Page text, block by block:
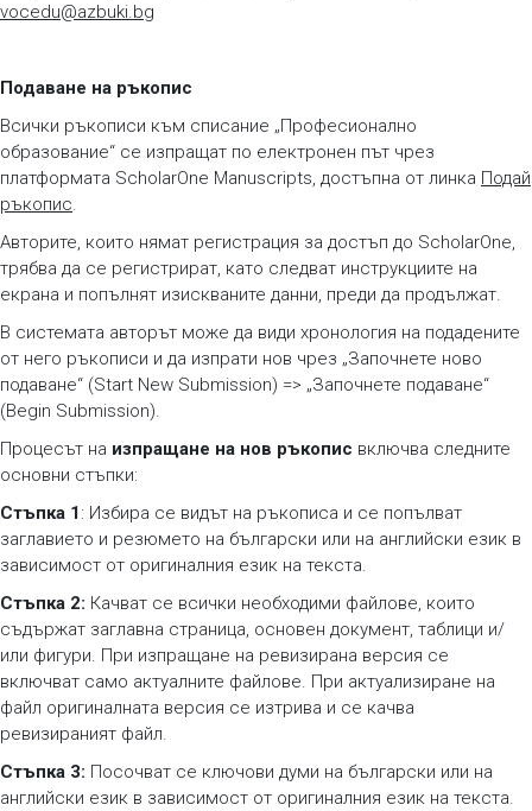
vocedu@azbuki.bg
Подаване на ръкопис
Всички ръкописи към списание „Професионално
образование“ се изпращат по електронен път чрез
платформата ScholarOne Manuscripts, достъпна от линка Подай
ръкопис.
Авторите, които нямат регистрация за достъп до ScholarOne,
трябва да се регистрират, като следват инструкциите на
екрана и попълнят изискваните данни, преди да продължат.
В системата авторът може да види хронология на подадените
от него ръкописи и да изпрати нов чрез „Започнете ново
подаване“ (Start New Submission) => „Започнете подаване“
(Begin Submission).
Процесът на изпращане на нов ръкопис включва следните
основни стъпки:
Стъпка 1: Избира се видът на ръкописа и се попълват
заглавието и резюмето на български или на английски език в
зависимост от оригиналния език на текста.
Стъпка 2: Качват се всички необходими файлове, които
съдържат заглавна страница, основен документ, таблици и/
или фигури. При изпращане на ревизирана версия се
включват само актуалните файлове. При актуализиране на
файл оригиналната версия се изтрива и се качва
ревизираният файл.
Стъпка 3: Посочват се ключови думи на български или на
английски език в зависимост от оригиналния език на текста.